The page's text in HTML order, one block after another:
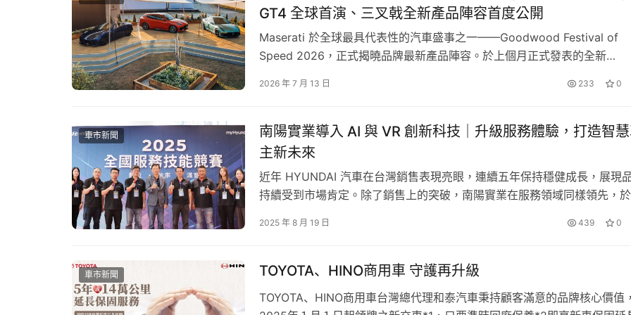
顛覆想像的豪華科技座艙，全新HILUX定義舒適新基準
全新HILUX內裝設計以水平延伸的儀錶台，打造開放且舒適的座艙空間，中控台採直立厚實的設計，確保在顛
路況下操作依然直覺。同時科技感全面升級，影音主機進化為 12.3 吋（支援Apple CarPlay(無線/有線) / Android
Auto(有線)），並搭配 12.3 吋數位儀錶板，視覺資訊一目了然。座艙細節更展現工藝水準，配備高級皮革材質座
制霸各種險惡地形！全新導入MTS智慧越野系統結合MTM智慧型越野顯示幕，定義探險新高度
全新導入MTS智慧越野系統結合MTM智慧型越野顯示幕
的 5 種模式與 4L 模式下的 4 種模式），系統能自動偵測路面狀況，即時調整動力輸出、煞車力道與循跡防滑，確
保車輛在任何極端環境下都能保有卓越的抓地力。配合 MTM 智慧型越野顯示幕，透過車頭、車側及車尾攝影鏡頭
不僅能輔助檢視周圍狀況，更具備底盤透視功能，讓駕駛者能掌握地形死角、精準避開障礙物，無論是涉水、爬
GT4 全球首演、三叉戟全新產品陣容首度公開
Maserati 於全球最具代表性的汽車盛事之一——Goodwood Festival of
Speed 2026，正式揭曉品牌最新產品陣容。於上個月正式發表的全新
彙、性能科技與豪華質感，進一步強化三叉戟品牌於全球豪華車市場的產
2026 年 7 月 13 日 233 0
車市新聞
南陽實業導入 AI 與 VR 創新科技｜升級服務體驗，打造智
主新未來
近年 HYUNDAI 汽車在台灣銷售表現亮眼，連續五年保持穩健成長，展現
持續受到市場肯定。除了銷售上的突破，南陽實業在服務領域同樣領先，於
數）評比中更已連續三年榮獲第一，證明南陽持續以顧客為中心，打造最
2025 年 8 月 19 日 439 0
車市新聞 TOYOTA、HINO商用車 守護再升級
TOYOTA、HINO商用車台灣總代理和泰汽車秉持顧客滿意的品牌核心價值